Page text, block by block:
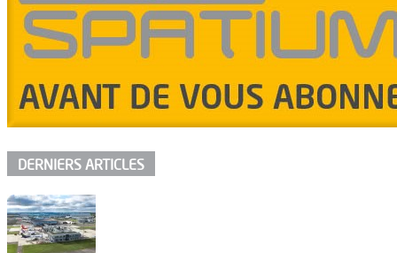
DERNIERS ARTICLES